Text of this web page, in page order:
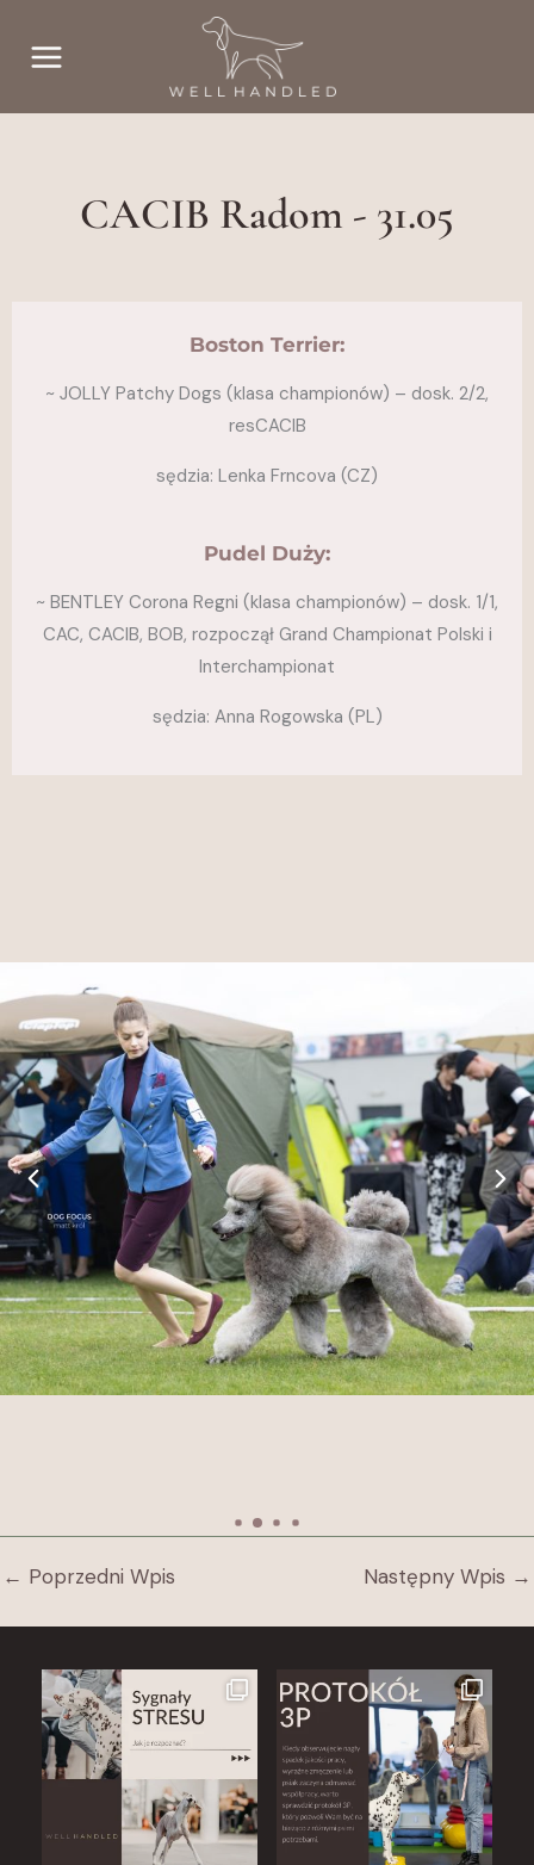
CACIB Radom - 31.05
Boston Terrier:
~ JOLLY Patchy Dogs (klasa championów) – dosk. 2/2,
resCACIB
sędzia: Lenka Frncova (CZ)
Pudel Duży:
~ BENTLEY Corona Regni (klasa championów) – dosk. 1/1,
CAC, CACIB, BOB, rozpoczął Grand Championat Polski i
Interchampionat
sędzia: Anna Rogowska (PL)
← Poprzedni Wpis Następny Wpis →